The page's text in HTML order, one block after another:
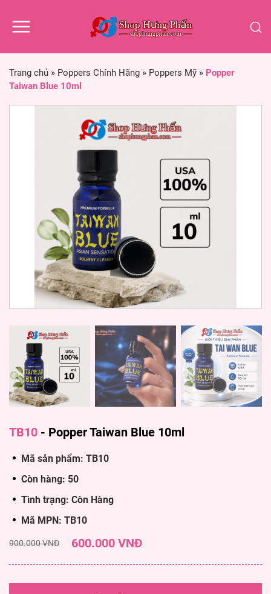
Trang chủ » Poppers Chính Hãng » Poppers Mỹ » Popper
Taiwan Blue 10ml
TB10 - Popper Taiwan Blue 10ml
Mã sản phẩm: TB10
Còn hàng: 50
Tình trạng: Còn Hàng
Mã MPN: TB10
900.000 VNĐ 600.000 VNĐ